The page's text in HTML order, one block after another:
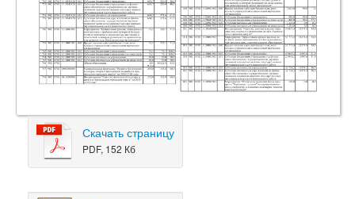
Скачать страницу
PDF, 152 Кб